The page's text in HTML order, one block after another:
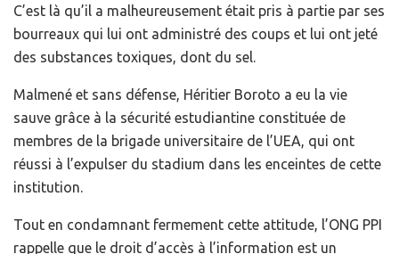
C’est là qu’il a malheureusement était pris à partie par ses
bourreaux qui lui ont administré des coups et lui ont jeté
des substances toxiques, dont du sel.
Malmené et sans défense, Héritier Boroto a eu la vie
sauve grâce à la sécurité estudiantine constituée de
membres de la brigade universitaire de l’UEA, qui ont
réussi à l’expulser du stadium dans les enceintes de cette
institution.
Tout en condamnant fermement cette attitude, l’ONG PPI
rappelle que le droit d’accès à l’information est un